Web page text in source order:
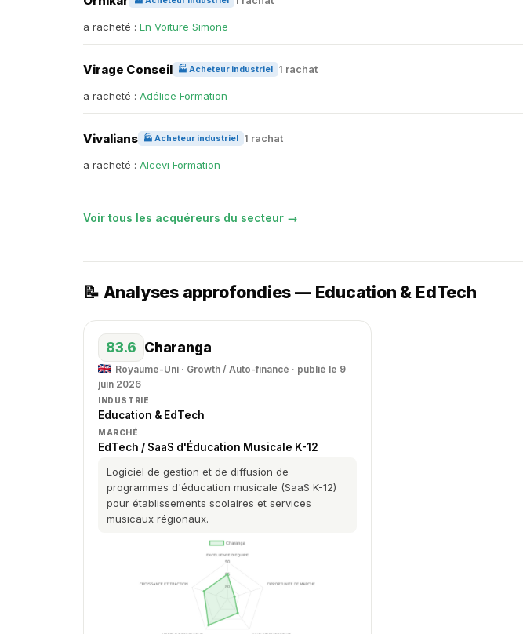
a racheté : En Voiture Simone
Virage Conseil 🏭 Acheteur industriel 1 rachat
a racheté : Adélice Formation
Vivalians 🏭 Acheteur industriel 1 rachat
a racheté : Alcevi Formation
Voir tous les acquéreurs du secteur →
📝 Analyses approfondies — Education & EdTech
83.6 Charanga
Royaume-Uni · Growth / Auto-financé · publié le 9
juin 2026
INDUSTRIE
Education & EdTech
MARCHÉ
EdTech / SaaS d'Éducation Musicale K-12
Logiciel de gestion et de diffusion de
programmes d'éducation musicale (SaaS K-12)
pour établissements scolaires et services
musicaux régionaux.